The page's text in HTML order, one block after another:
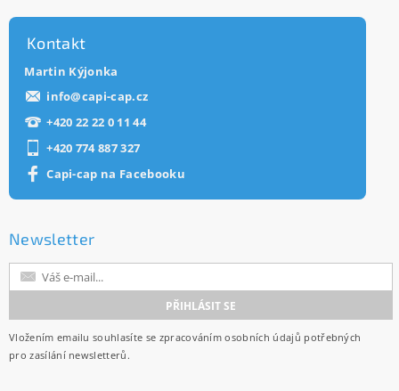
Kontakt
Martin Kýjonka
info@capi-cap.cz
+420 22 22 0 11 44
+420 774 887 327
Capi-cap na Facebooku
Newsletter
Vložením emailu souhlasíte se zpracováním osobních údajů potřebných
pro zasílání newsletterů.